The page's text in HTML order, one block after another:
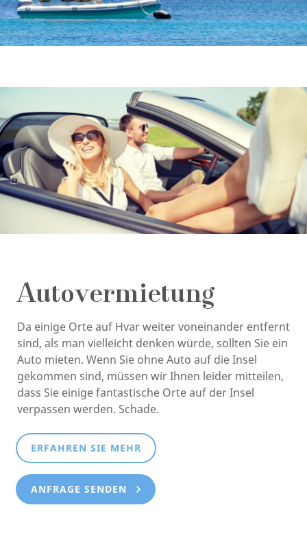
Autovermietung
Da einige Orte auf Hvar weiter voneinander entfernt
sind, als man vielleicht denken würde, sollten Sie ein
Auto mieten. Wenn Sie ohne Auto auf die Insel
gekommen sind, müssen wir Ihnen leider mitteilen,
dass Sie einige fantastische Orte auf der Insel
verpassen werden. Schade.
ERFAHREN SIE MEHR
ANFRAGE SENDEN